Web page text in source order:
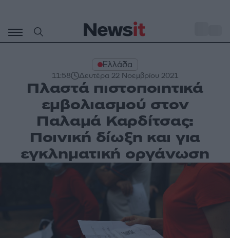
περιεχόμενο
Ελλάδα
11:58 Δευτέρα 22 Νοεμβρίου 2021
Πλαστά πιστοποιητικά
εμβολιασμού στον
Παλαμά Καρδίτσας:
Ποινική δίωξη και για
εγκληματική οργάνωση